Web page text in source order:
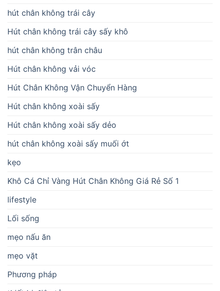
hút chân không trái cây
Hút chân không trái cây sấy khô
hút chân không trân châu
Hút chân không vải vóc
Hút Chân Không Vận Chuyển Hàng
Hút chân không xoài sấy
Hút chân không xoài sấy dẻo
hút chân không xoài sấy muối ớt
kẹo
Khô Cá Chỉ Vàng Hút Chân Không Giá Rẻ Số 1
lifestyle
Lối sống
mẹo nấu ăn
mẹo vặt
Phương pháp